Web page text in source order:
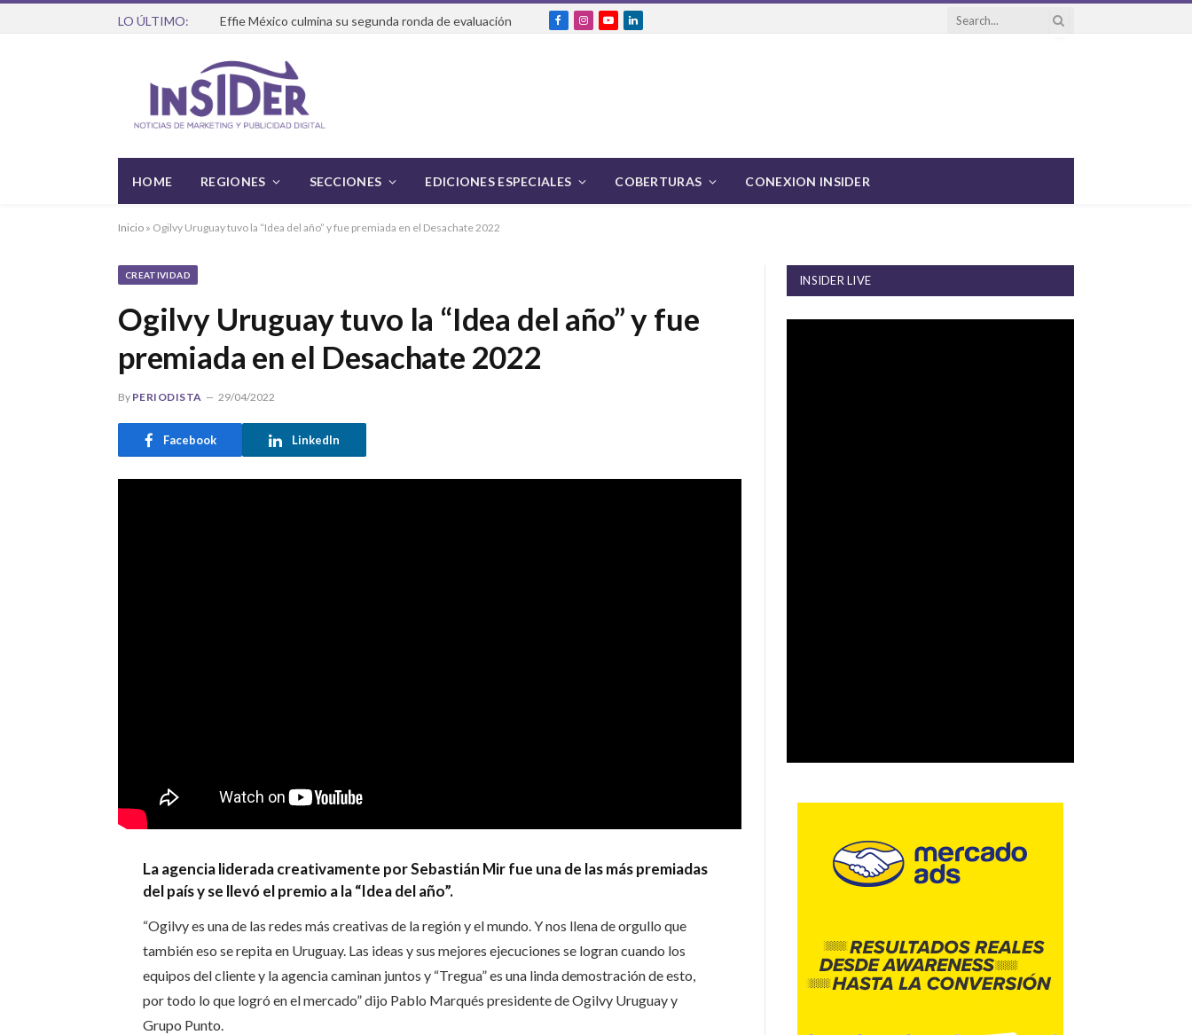
LO ÚLTIMO: Effie México culmina su segunda ronda de evaluación
FacebookInstagram
YouTubeLinkedIn
HOME REGIONES SECCIONES EDICIONES ESPECIALES COBERTURAS CONEXION INSIDER
Inicio » Ogilvy Uruguay tuvo la “Idea del año” y fue premiada en el Desachate 2022
CREATIVIDAD
Ogilvy Uruguay tuvo la “Idea del año” y fue
premiada en el Desachate 2022
By PERIODISTA 29/04/2022
Facebook LinkedIn
La agencia liderada creativamente por Sebastián Mir fue una de las más premiadas
del país y se llevó el premio a la “Idea del año”.
“Ogilvy es una de las redes más creativas de la región y el mundo. Y nos llena de orgullo que
también eso se repita en Uruguay. Las ideas y sus mejores ejecuciones se logran cuando los
equipos del cliente y la agencia caminan juntos y “Tregua” es una linda demostración de esto,
por todo lo que logró en el mercado” dijo Pablo Marqués presidente de Ogilvy Uruguay y
Grupo Punto.
INSIDER LIVE